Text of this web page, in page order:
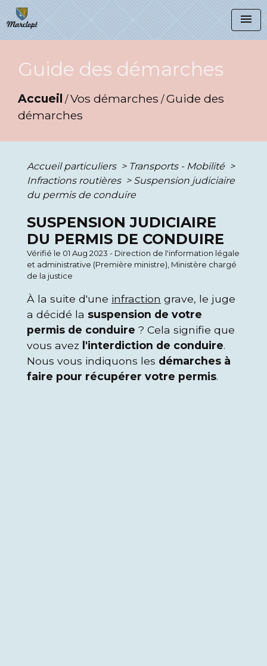
menu
Guide des démarches
Accueil /Vos démarches /Guide des
démarches
Accueil particuliers > Transports - Mobilité >
Infractions routières > Suspension judiciaire
du permis de conduire
SUSPENSION JUDICIAIRE
DU PERMIS DE CONDUIRE
Vérifié le 01 Aug 2023 - Direction de l'information légale
et administrative (Première ministre), Ministère chargé
de la justice
À la suite d'une infraction grave, le juge
a décidé la suspension de votre
permis de conduire ? Cela signifie que
vous avez l'interdiction de conduire.
Nous vous indiquons les démarches à
faire pour récupérer votre permis.